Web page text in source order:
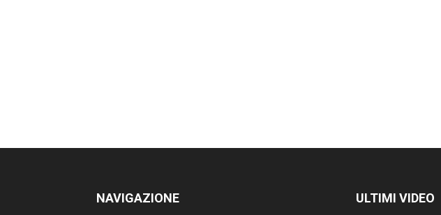
NAVIGAZIONE ULTIMI VIDEO